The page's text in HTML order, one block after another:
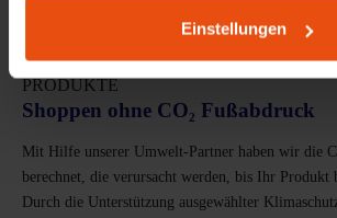
Einstellungen
VOLLSTÄNDIGE KOMPENSATION
PRODUKTE
Shoppen ohne CO₂ Fußabdruck
Mit Hilfe unserer Umwelt-Partner haben wir die
berechnet, die verursacht werden, bis Ihr Produkt
Durch die Unterstützung ausgewählter